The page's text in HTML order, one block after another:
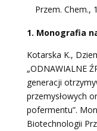
Przem. Chem.,
1. Monografia
Kotarska K.,
„ODNAWIALNE
generacji
przemysłowych
pofermentu”.
Biotechnologii